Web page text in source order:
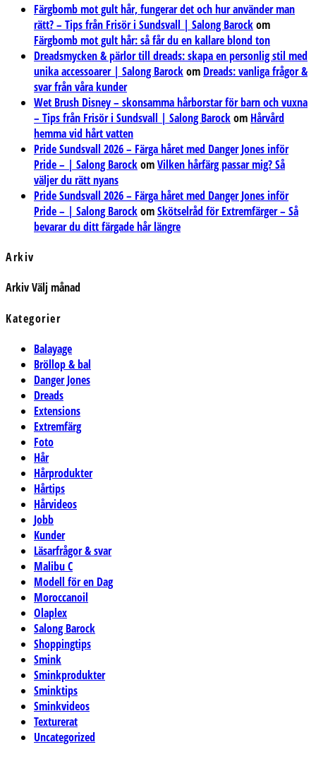
Färgbomb mot gult hår, fungerar det och hur använder man
rätt? – Tips från Frisör i Sundsvall | Salong Barockom
Färgbomb mot gult hår: så får du en kallare blond ton
Dreadsmycken & pärlor till dreads: skapa en personlig stil med
unika accessoarer | Salong Barockom Dreads: vanliga frågor &
svar från våra kunder
Wet Brush Disney – skonsamma hårborstar för barn och vuxna
– Tips från Frisör i Sundsvall | Salong Barockom Hårvård
hemma vid hårt vatten
Pride Sundsvall 2026 – Färga håret med Danger Jones inför
Pride – | Salong BarockomVilken hårfärg passar mig? Så
väljer du rätt nyans
Pride Sundsvall 2026 – Färga håret med Danger Jones inför
Pride – | Salong BarockomSkötselråd för Extremfärger – Så
bevarar du ditt färgade hår längre
Arkiv
ArkivVälj månad
Kategorier
Balayage
Bröllop & bal
Danger Jones
Dreads
Extensions
Extremfärg
Foto
Hår
Hårprodukter
Hårtips
Hårvideos
Jobb
Kunder
Läsarfrågor & svar
Malibu C
Modell för en Dag
Moroccanoil
Olaplex
Salong Barock
Shoppingtips
Smink
Sminkprodukter
Sminktips
Sminkvideos
Texturerat
Uncategorized